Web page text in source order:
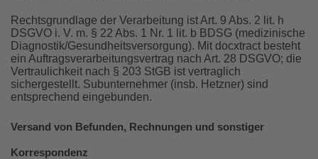
Rechtsgrundlage der Verarbeitung ist Art. 9 Abs. 2 lit. h
DSGVO i. V. m. § 22 Abs. 1 Nr. 1 lit. b BDSG (medizinische
Diagnostik/Gesundheitsversorgung). Mit docxtract besteht
ein Auftragsverarbeitungsvertrag nach Art. 28 DSGVO; die
Vertraulichkeit nach § 203 StGB ist vertraglich
sichergestellt. Subunternehmer (insb. Hetzner) sind
entsprechend eingebunden.
Versand von Befunden, Rechnungen und sonstiger
Korrespondenz